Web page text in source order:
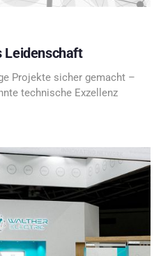
Leidenschaft
Projekte sicher gemacht –
technische Exzellenz